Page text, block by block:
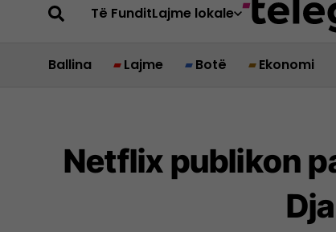
Të FunditLajme lokale
Ballina Lajme Botë Ekonomi
Netflix publikon